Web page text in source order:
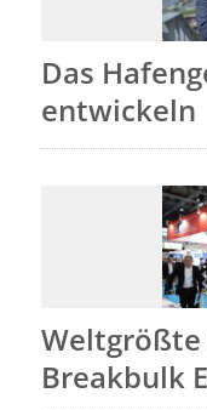
Das
entwickeln
Weltgrößte
Breakbulk